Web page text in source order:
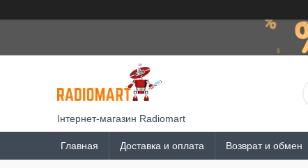
Інтернет-магазин Radiomart
Главная Доставка и оплата Возврат и обмен